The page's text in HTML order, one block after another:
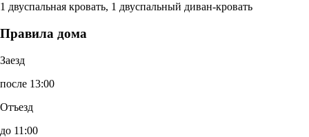
1 двуспальная кровать, 1 двуспальный диван-кровать
Правила дома
Заезд
после 13:00
Отъезд
до 11:00